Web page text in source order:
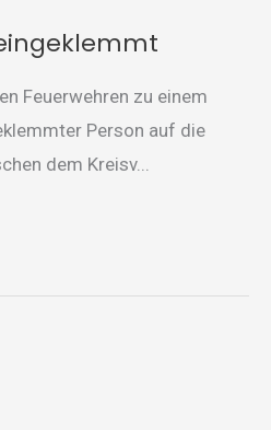
Feuerwehren zu einem
Person auf die
dem Kreisv...